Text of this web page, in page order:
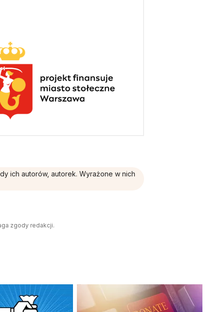
ich autorów, autorek. Wyrażone w nich
zgody redakcji.